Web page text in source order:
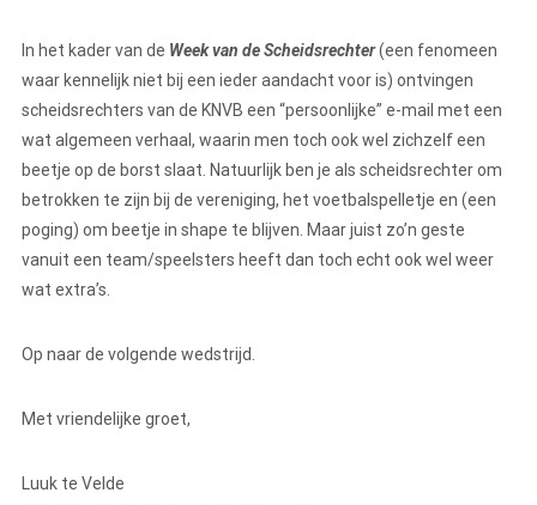
In het kader van de Week van de Scheidsrechter(een fenomeen
waar kennelijk niet bij een ieder aandacht voor is) ontvingen
scheidsrechters van de KNVB een “persoonlijke” e-mail met een
wat algemeen verhaal, waarin men toch ook wel zichzelf een
beetje op de borst slaat. Natuurlijk ben je als scheidsrechter om
betrokken te zijn bij de vereniging, het voetbalspelletje en (een
poging) om beetje in shape te blijven. Maar juist zo’n geste
vanuit een team/speelsters heeft dan toch echt ook wel weer
wat extra’s.
Op naar de volgende wedstrijd.
Met vriendelijke groet,
Luuk te Velde